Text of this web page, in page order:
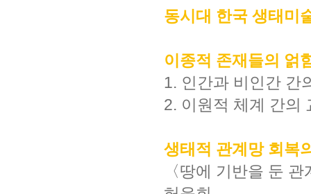
동시대 한국 생태미
이종적 존재들의 얽
1. 인간과 비인간 간
2. 이원적 체계 간의
생태적 관계망 회복
〈땅에 기반을 둔